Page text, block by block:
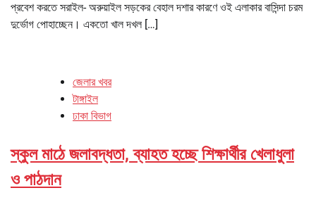
প্রবেশ করতে সরাইল- অরুয়াইল সড়কের বেহাল দশার কারণে ওই এলাকার বাসিন্দা চরম
দুর্ভোগ পোহাচ্ছেন। একতো খাল দখল […]
জেলার খবর
টাঙ্গাইল
ঢাকা বিভাগ
স্কুল মাঠে জলাবদ্ধতা, ব্যাহত হচ্ছে শিক্ষার্থীর খেলাধুলা
ও পাঠদান